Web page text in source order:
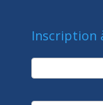
Inscription
newsletter